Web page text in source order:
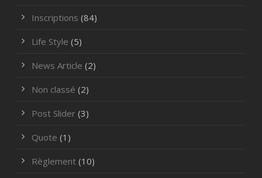
Inscriptions (84)
Life Style (5)
News Article (2)
Non classé (2)
Post Slider (3)
Quote (1)
Règlement (10)